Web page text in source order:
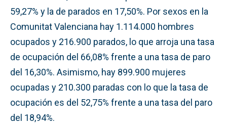
59,27% y la de parados en 17,50%. Por sexos en la
Comunitat Valenciana hay 1.114.000 hombres
ocupados y 216.900 parados, lo que arroja una tasa
de ocupación del 66,08% frente a una tasa de paro
del 16,30%. Asimismo, hay 899.900 mujeres
ocupadas y 210.300 paradas con lo que la tasa de
ocupación es del 52,75% frente a una tasa del paro
del 18,94%.